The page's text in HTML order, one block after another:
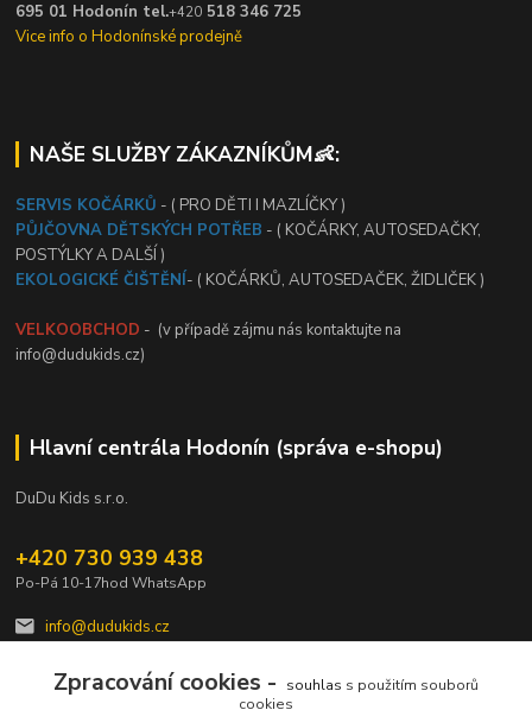
695 01 Hodonín tel.+420 518 346 725
Vice info o Hodonínské prodejně
NAŠE SLUŽBY ZÁKAZNÍKŮM👶:
SERVIS KOČÁRKŮ - ( PRO DĚTI I MAZLÍČKY )
PŮJČOVNA DĚTSKÝCH POTŘEB - ( KOČÁRKY, AUTOSEDAČKY,
POSTÝLKY A DALŠÍ )
EKOLOGICKÉ ČIŠTĚNÍ- ( KOČÁRKŮ, AUTOSEDAČEK, ŽIDLIČEK )
VELKOOBCHOD - (v případě zájmu nás kontaktujte na
info@dudukids.cz)
Hlavní centrála Hodonín (správa e-shopu)
DuDu Kids s.r.o.
+420 730 939 438
Po-Pá 10-17hod WhatsApp
info@dudukids.cz
Zpracování cookies - souhlas s použitím souborů
cookies